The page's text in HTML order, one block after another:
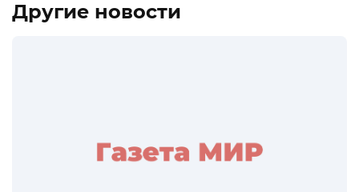
Другие новости